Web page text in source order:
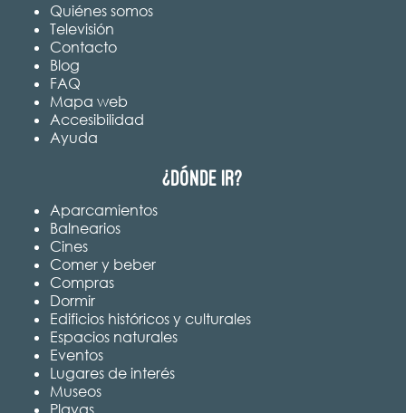
Quiénes somos
Televisión
Contacto
Blog
FAQ
Mapa web
Accesibilidad
Ayuda
¿Dónde ir?
Aparcamientos
Balnearios
Cines
Comer y beber
Compras
Dormir
Edificios históricos y culturales
Espacios naturales
Eventos
Lugares de interés
Museos
Playas